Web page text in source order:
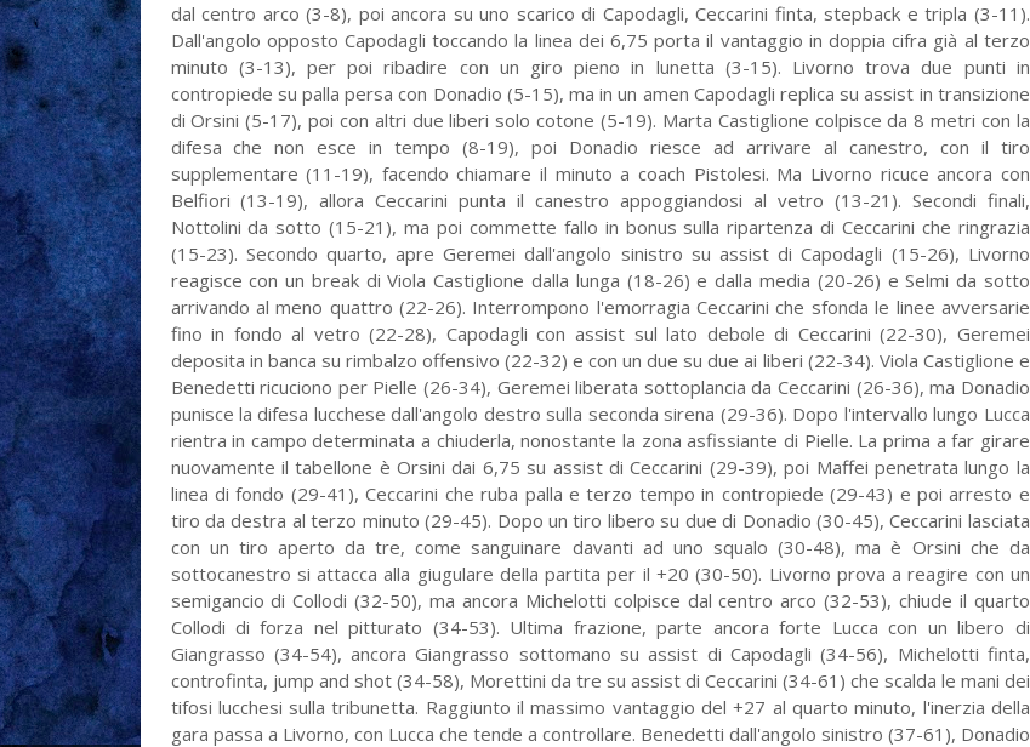
dal centro arco (3-8), poi ancora su uno scarico di Capodagli, Ceccarini finta, stepback e tripla (3-11).
Dall'angolo opposto Capodagli toccando la linea dei 6,75 porta il vantaggio in doppia cifra già al terzo
minuto (3-13), per poi ribadire con un giro pieno in lunetta (3-15). Livorno trova due punti in
contropiede su palla persa con Donadio (5-15), ma in un amen Capodagli replica su assist in transizione
di Orsini (5-17), poi con altri due liberi solo cotone (5-19). Marta Castiglione colpisce da 8 metri con la
difesa che non esce in tempo (8-19), poi Donadio riesce ad arrivare al canestro, con il tiro
supplementare (11-19), facendo chiamare il minuto a coach Pistolesi. Ma Livorno ricuce ancora con
Belfiori (13-19), allora Ceccarini punta il canestro appoggiandosi al vetro (13-21). Secondi finali,
Nottolini da sotto (15-21), ma poi commette fallo in bonus sulla ripartenza di Ceccarini che ringrazia
(15-23). Secondo quarto, apre Geremei dall'angolo sinistro su assist di Capodagli (15-26), Livorno
reagisce con un break di Viola Castiglione dalla lunga (18-26) e dalla media (20-26) e Selmi da sotto
arrivando al meno quattro (22-26). Interrompono l'emorragia Ceccarini che sfonda le linee avversarie
fino in fondo al vetro (22-28), Capodagli con assist sul lato debole di Ceccarini (22-30), Geremei
deposita in banca su rimbalzo offensivo (22-32) e con un due su due ai liberi (22-34). Viola Castiglione e
Benedetti ricuciono per Pielle (26-34), Geremei liberata sottoplancia da Ceccarini (26-36), ma Donadio
punisce la difesa lucchese dall'angolo destro sulla seconda sirena (29-36). Dopo l'intervallo lungo Lucca
rientra in campo determinata a chiuderla, nonostante la zona asfissiante di Pielle. La prima a far girare
nuovamente il tabellone è Orsini dai 6,75 su assist di Ceccarini (29-39), poi Maffei penetrata lungo la
linea di fondo (29-41), Ceccarini che ruba palla e terzo tempo in contropiede (29-43) e poi arresto e
tiro da destra al terzo minuto (29-45). Dopo un tiro libero su due di Donadio (30-45), Ceccarini lasciata
con un tiro aperto da tre, come sanguinare davanti ad uno squalo (30-48), ma è Orsini che da
sottocanestro si attacca alla giugulare della partita per il +20 (30-50). Livorno prova a reagire con un
semigancio di Collodi (32-50), ma ancora Michelotti colpisce dal centro arco (32-53), chiude il quarto
Collodi di forza nel pitturato (34-53). Ultima frazione, parte ancora forte Lucca con un libero di
Giangrasso (34-54), ancora Giangrasso sottomano su assist di Capodagli (34-56), Michelotti finta,
controfinta, jump and shot (34-58), Morettini da tre su assist di Ceccarini (34-61) che scalda le mani dei
tifosi lucchesi sulla tribunetta. Raggiunto il massimo vantaggio del +27 al quarto minuto, l'inerzia della
gara passa a Livorno, con Lucca che tende a controllare. Benedetti dall'angolo sinistro (37-61), Donadio